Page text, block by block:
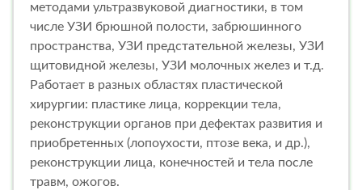
методами ультразвуковой диагностики, в том
числе УЗИ брюшной полости, забрюшинного
пространства, УЗИ предстательной железы, УЗИ
щитовидной железы, УЗИ молочных желез и т.д.
Работает в разных областях пластической
хирургии: пластике лица, коррекции тела,
реконструкции органов при дефектах развития и
приобретенных (лопоухости, птозе века, и др.),
реконструкции лица, конечностей и тела после
травм, ожогов.